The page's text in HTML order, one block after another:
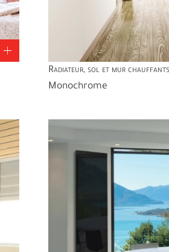
Radiateur, sol et mur chauffants
Monochrome